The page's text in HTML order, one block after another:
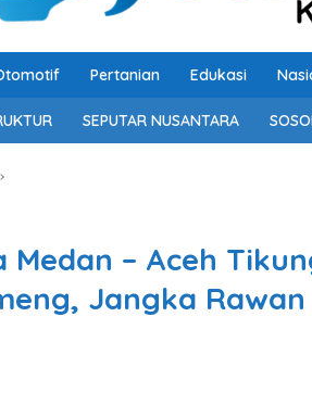
Pertanian Edukasi
SEPUTAR NUSANTARA
Medan – Aceh
Jangka Rawan